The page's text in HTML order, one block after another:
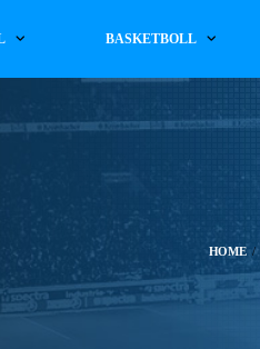
BASKETBOLL
HOME